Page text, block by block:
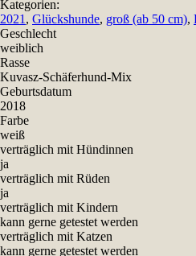
Kategorien:
2021 , Glückshunde, groß (ab 50 cm),
Geschlecht
weiblich
Rasse
Kuvasz-Schäferhund-Mix
Geburtsdatum
2018
Farbe
weiß
verträglich mit Hündinnen
ja
verträglich mit Rüden
ja
verträglich mit Kindern
kann gerne getestet werden
verträglich mit Katzen
kann gerne getestet werden